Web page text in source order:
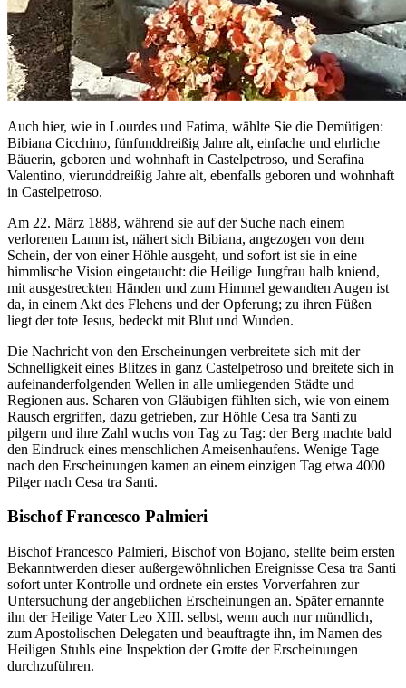
Auch hier, wie in Lourdes und Fatima, wählte Sie die Demütigen:
Bibiana Cicchino, fünfunddreißig Jahre alt, einfache und ehrliche
Bäuerin, geboren und wohnhaft in Castelpetroso, und Serafina
Valentino, vierunddreißig Jahre alt, ebenfalls geboren und wohnhaft
in Castelpetroso.
Am 22. März 1888, während sie auf der Suche nach einem
verlorenen Lamm ist, nähert sich Bibiana, angezogen von dem
Schein, der von einer Höhle ausgeht, und sofort ist sie in eine
himmlische Vision eingetaucht: die Heilige Jungfrau halb kniend,
mit ausgestreckten Händen und zum Himmel gewandten Augen ist
da, in einem Akt des Flehens und der Opferung; zu ihren Füßen
liegt der tote Jesus, bedeckt mit Blut und Wunden.
Die Nachricht von den Erscheinungen verbreitete sich mit der
Schnelligkeit eines Blitzes in ganz Castelpetroso und breitete sich in
aufeinanderfolgenden Wellen in alle umliegenden Städte und
Regionen aus. Scharen von Gläubigen fühlten sich, wie von einem
Rausch ergriffen, dazu getrieben, zur Höhle Cesa tra Santi zu
pilgern und ihre Zahl wuchs von Tag zu Tag: der Berg machte bald
den Eindruck eines menschlichen Ameisenhaufens. Wenige Tage
nach den Erscheinungen kamen an einem einzigen Tag etwa 4000
Pilger nach Cesa tra Santi.
Bischof Francesco Palmieri
Bischof Francesco Palmieri, Bischof von Bojano, stellte beim ersten
Bekanntwerden dieser außergewöhnlichen Ereignisse Cesa tra Santi
sofort unter Kontrolle und ordnete ein erstes Vorverfahren zur
Untersuchung der angeblichen Erscheinungen an. Später ernannte
ihn der Heilige Vater Leo XIII. selbst, wenn auch nur mündlich,
zum Apostolischen Delegaten und beauftragte ihn, im Namen des
Heiligen Stuhls eine Inspektion der Grotte der Erscheinungen
durchzuführen.